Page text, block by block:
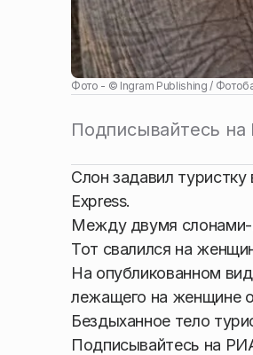
Фото - © Ingram Publishing /
Подписывайтесь
Слон задавил
Express.
Между двумя слонами-
Тот свалился на
На опубликованном
лежащего на женщине
Бездыханное тело
Подписывайтесь на